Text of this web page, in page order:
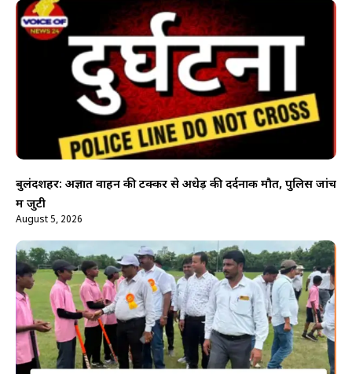
बुलंदशहर: अज्ञात वाहन की टक्कर से अधेड़ की दर्दनाक मौत, पुलिस जांच
में जुटी
August 5, 2026